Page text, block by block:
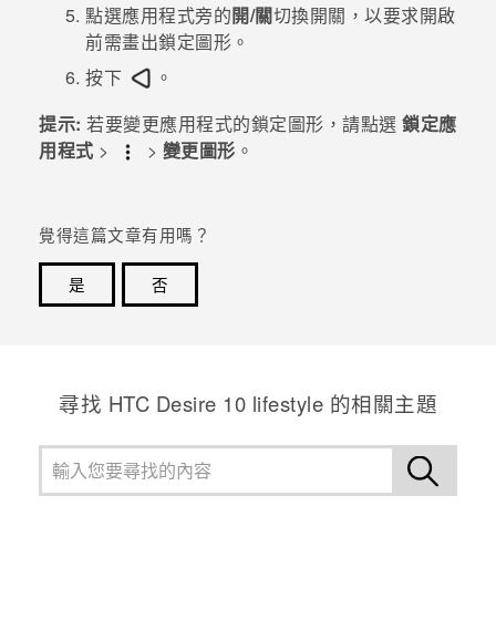
點選應用程式旁的開/關切換開關，以要求開啟
前需畫出鎖定圖形。
按下
。
提示: 若要變更應用程式的鎖定圖形，請點選 鎖定應
用程式 > > 變更圖形 。
覺得這篇文章有用嗎？
是
否
尋找 HTC Desire 10 lifestyle 的相關主題